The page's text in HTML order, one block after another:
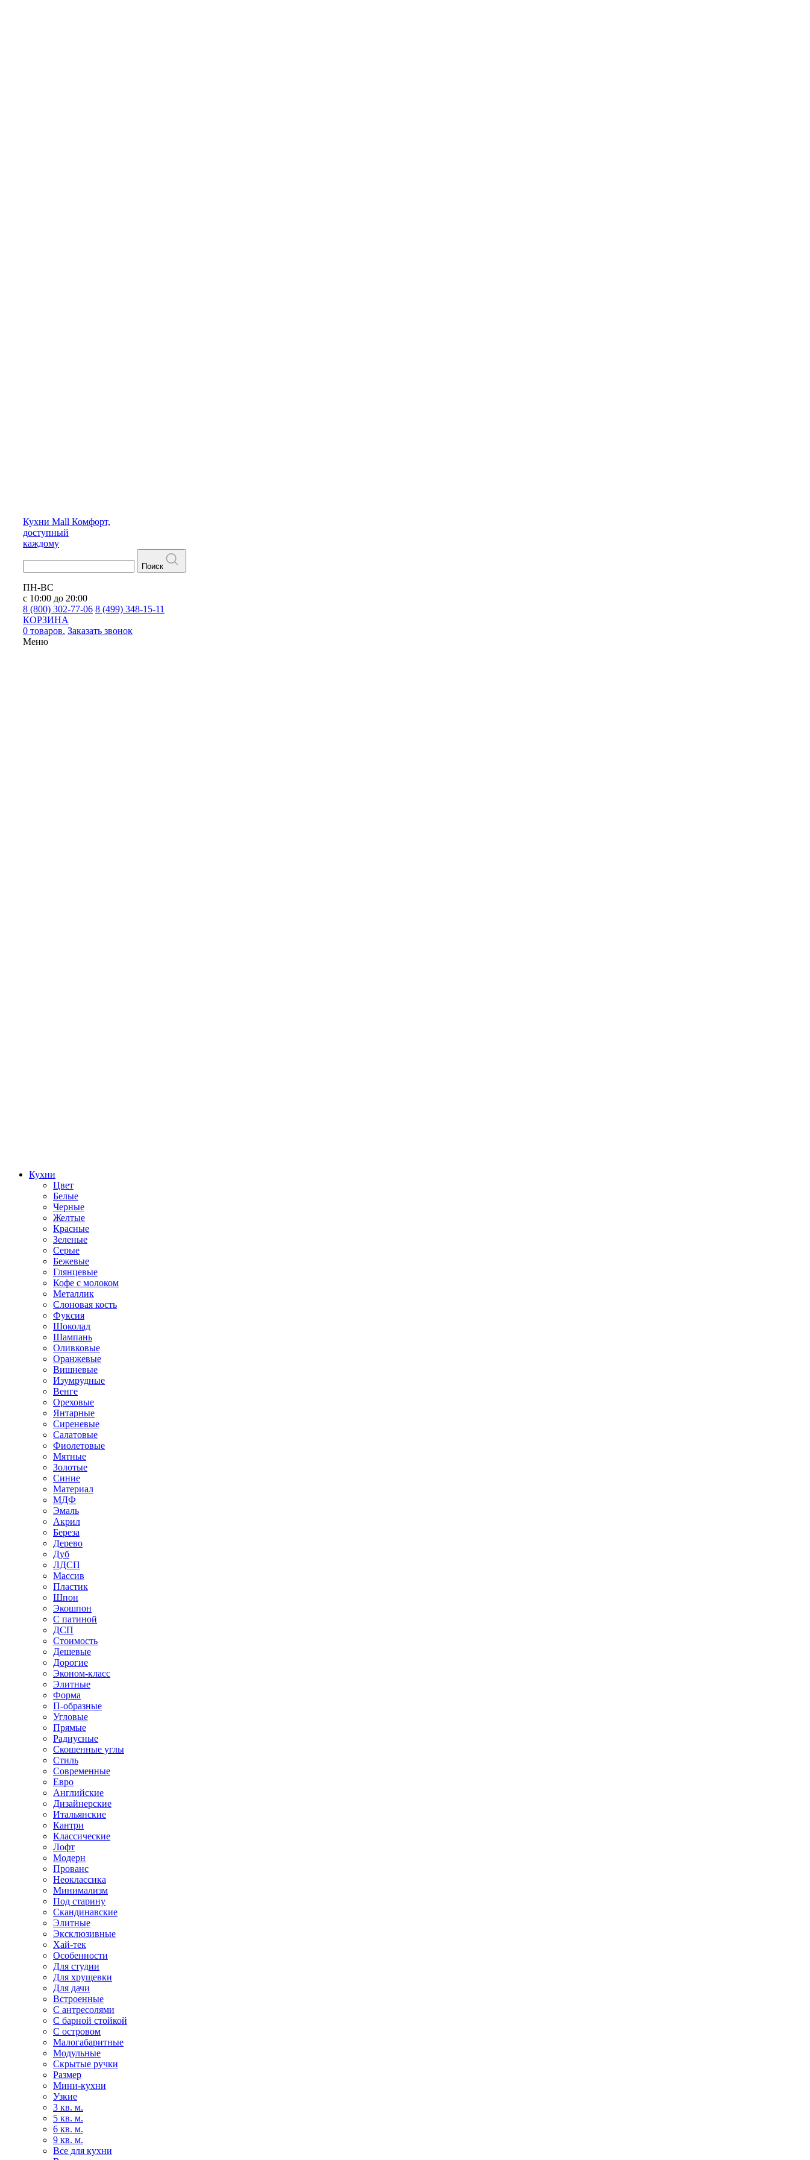
Кухни Mall Комфорт,
доступный
каждому
Поиск
ПН-ВС
с 10:00 до 20:00
8 (800) 302-77-06 8 (499) 348-15-11
КОРЗИНА
0 товаров. Заказать звонок
Меню
Кухни
Цвет
Белые
Черные
Желтые
Красные
Зеленые
Серые
Бежевые
Глянцевые
Кофе с молоком
Металлик
Слоновая кость
Фуксия
Шоколад
Шампань
Оливковые
Оранжевые
Вишневые
Изумрудные
Венге
Ореховые
Янтарные
Сиреневые
Салатовые
Фиолетовые
Мятные
Золотые
Синие
Материал
МДФ
Эмаль
Акрил
Береза
Дерево
Дуб
ЛДСП
Массив
Пластик
Шпон
Экошпон
С патиной
ДСП
Стоимость
Дешевые
Дорогие
Эконом-класс
Элитные
Форма
П-образные
Угловые
Прямые
Радиусные
Скошенные углы
Стиль
Современные
Евро
Английские
Дизайнерские
Итальянские
Кантри
Классические
Лофт
Модерн
Прованс
Неоклассика
Минимализм
Под старину
Скандинавские
Элитные
Эксклюзивные
Хай-тек
Особенности
Для студии
Для хрущевки
Для дачи
Встроенные
С антресолями
С барной стойкой
С островом
Малогабаритные
Модульные
Скрытые ручки
Размер
Мини-кухни
Узкие
3 кв. м.
5 кв. м.
6 кв. м.
9 кв. м.
Все для кухни